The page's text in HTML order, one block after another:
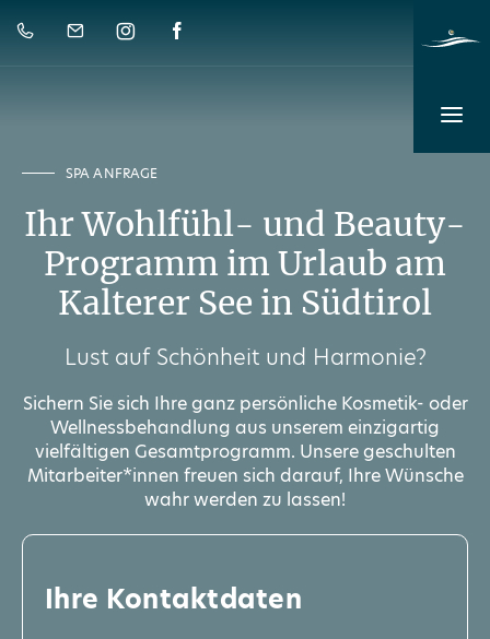
SPA ANFRAGE
Ihr Wohlfühl- und Beauty-
Programm im Urlaub am
Kalterer See in Südtirol
Lust auf Schönheit und Harmonie?
Sichern Sie sich Ihre ganz persönliche Kosmetik- oder
Wellnessbehandlung aus unserem einzigartig
vielfältigen Gesamtprogramm. Unsere geschulten
Mitarbeiter*innen freuen sich darauf, Ihre Wünsche
wahr werden zu lassen!
Ihre Kontaktdaten